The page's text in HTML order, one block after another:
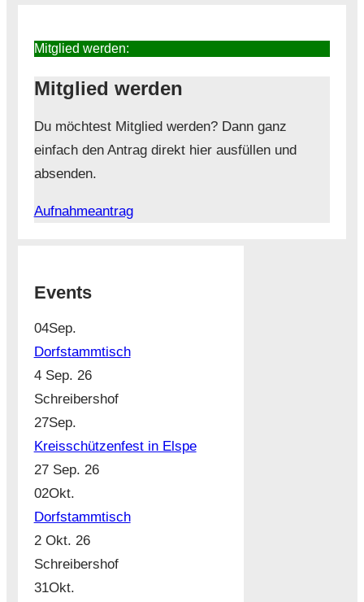
Mitglied werden:
Mitglied werden
Du möchtest Mitglied werden? Dann ganz
einfach den Antrag direkt hier ausfüllen und
absenden.
Aufnahmeantrag
Events
04Sep.
Dorfstammtisch
4 Sep. 26
Schreibershof
27Sep.
Kreisschützenfest in Elspe
27 Sep. 26
02Okt.
Dorfstammtisch
2 Okt. 26
Schreibershof
31Okt.